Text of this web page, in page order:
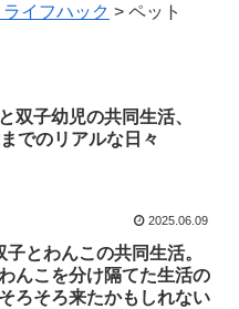
イフハック > ペット
双子幼児の共同生活、
でのリアルな日々
2025.06.09
子とわんこの共同生活。
んこを分け隔てた生活の
ろそろ来たかもしれない